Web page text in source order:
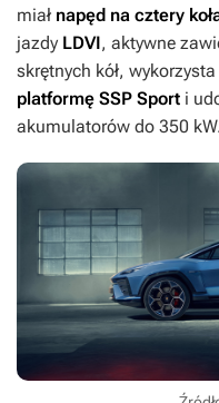
miał napęd na cztery
jazdy LDVI, aktywne
skrętnych kół,
platformę SSP Sport i
akumulatorów do 350